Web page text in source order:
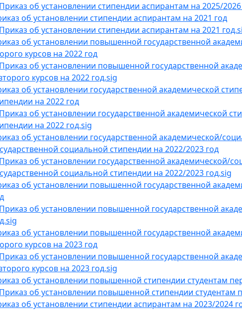
Приказ об установлении стипендии аспирантам на 2025/
об установлении стипендии аспирантам на 2021 год
Приказ об установлении стипендии аспирантам на 2021
об установлении повышенной государственной
курсов на 2022 год
Приказ об установлении повышенной государственной
курсов на 2022 год.sig
об установлении государственной академической
на 2022 год
Приказ об установлении государственной академической
на 2022 год.sig
об установлении государственной академической/
социальной стипендии на 2022/2023 год
Приказ об установлении государственной академической/
социальной стипендии на 2022/2023 год.sig
об установлении повышенной государственной
Приказ об установлении повышенной государственной
об установлении повышенной государственной
курсов на 2023 год
Приказ об установлении повышенной государственной
курсов на 2023 год.sig
об установлении повышенной стипендии студентам
Приказ об установлении повышенной стипендии студентам
об установлении стипендии аспирантам на 2023/2024